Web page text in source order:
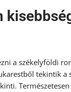
a székelyföldi
tekintik a